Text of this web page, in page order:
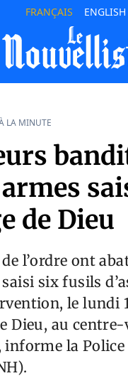
FRANÇAIS ENGLISH
LA MINUTE
de Dieu
l’ordre ont
six fusils
le lundi
Dieu, au
informe la